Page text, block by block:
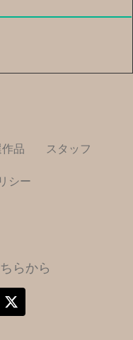
品 スタッフ
シー
らから
-
t